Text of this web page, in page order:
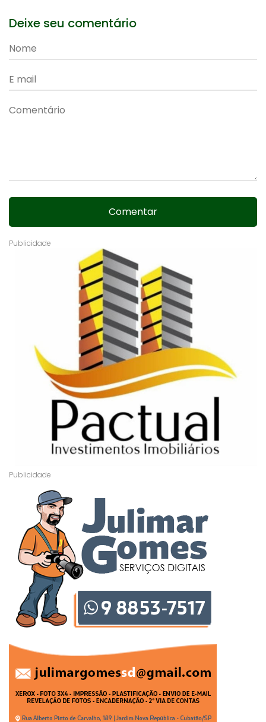
Deixe seu comentário
Comentar